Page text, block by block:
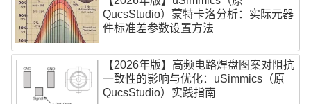
QucsStudio）蒙特卡洛分析：实际元器
件标准差参数设置方法
【2026年版】高频电路焊盘图案对阻抗
一致性的影响与优化：uSimmics（原
QucsStudio）实践指南